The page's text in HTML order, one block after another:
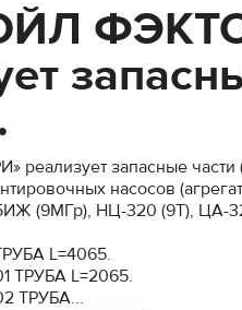
запасные части
насосов
(9МГр), НЦ-320 (9Т), ЦА-
L=4065.
ТРУБА L=2065.
ТРУБА...